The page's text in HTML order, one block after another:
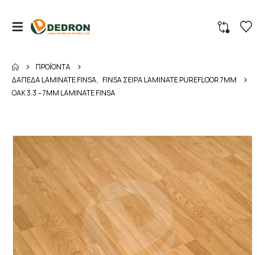
ΠΡΟΪΌΝΤΑ
ΔΑΠΕΔΑ LAMINATE FINSA, FINSA ΣΕΙΡΑ LAMINATE PUREFLOOR 7MM
OAK 3.3 – 7MM LAMINATE FINSA